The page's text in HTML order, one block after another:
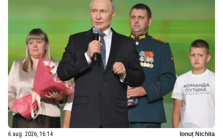
6 aug. 2026, 16:14 Ionuț Nichita